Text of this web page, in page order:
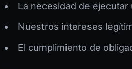
La necesidad de
Nuestros intereses
El cumplimiento de